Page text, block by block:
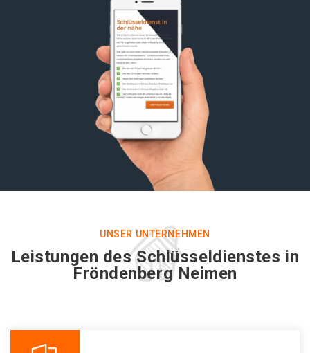
UNSER UNTERNEHMEN
Leistungen des Schlüsseldienstes in
Fröndenberg Neimen